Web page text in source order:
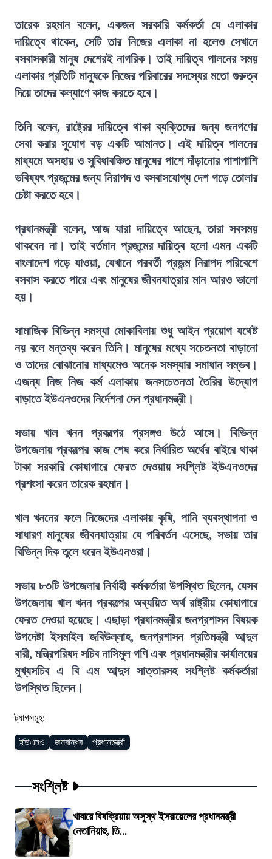
তারেক রহমান বলেন, একজন সরকারি কর্মকর্তা যে এলাকার
দায়িত্বে থাকেন, সেটি তার নিজের এলাকা না হলেও সেখানে
বসবাসকারী মানুষ দেশেরই নাগরিক। তাই দায়িত্ব পালনের সময়
এলাকার প্রতিটি মানুষকে নিজের পরিবারের সদস্যের মতো গুরুত্ব
দিয়ে তাদের কল্যাণে কাজ করতে হবে।
তিনি বলেন, রাষ্ট্রের দায়িত্বে থাকা ব্যক্তিদের জন্য জনগণের
সেবা করার সুযোগ বড় একটি আমানত। এই দায়িত্ব পালনের
মাধ্যমে অসহায় ও সুবিধাবঞ্চিত মানুষের পাশে দাঁড়ানোর পাশাপাশি
ভবিষ্যৎ প্রজন্মের জন্য নিরাপদ ও বসবাসযোগ্য দেশ গড়ে তোলার
চেষ্টা করতে হবে।
প্রধানমন্ত্রী বলেন, আজ যারা দায়িত্বে আছেন, তারা সবসময়
থাকবেন না। তাই বর্তমান প্রজন্মের দায়িত্ব হলো এমন একটি
বাংলাদেশ গড়ে যাওয়া, যেখানে পরবর্তী প্রজন্ম নিরাপদ পরিবেশে
বসবাস করতে পারে এবং মানুষের জীবনযাত্রার মান আরও ভালো
হয়।
সামাজিক বিভিন্ন সমস্যা মোকাবিলায় শুধু আইন প্রয়োগ যথেষ্ট
নয় বলে মন্তব্য করেন তিনি। মানুষের মধ্যে সচেতনতা বাড়ানো
ও তাদের বোঝানোর মাধ্যমেও অনেক সমস্যার সমাধান সম্ভব।
এজন্য নিজ নিজ কর্ম এলাকায় জনসচেতনতা তৈরির উদ্যোগ
বাড়াতে ইউএনওদের নির্দেশনা দেন প্রধানমন্ত্রী।
সভায় খাল খনন প্রকল্পের প্রসঙ্গও উঠে আসে। বিভিন্ন
উপজেলায় প্রকল্পের কাজ শেষ করে নির্ধারিত অর্থের বাইরে থাকা
টাকা সরকারি কোষাগারে ফেরত দেওয়ায় সংশ্লিষ্ট ইউএনওদের
প্রশংসা করেন তারেক রহমান।
খাল খননের ফলে নিজেদের এলাকায় কৃষি, পানি ব্যবস্থাপনা ও
সাধারণ মানুষের জীবনযাত্রায় যে পরিবর্তন এসেছে, সভায় তার
বিভিন্ন দিক তুলে ধরেন ইউএনওরা।
সভায় ৮৩টি উপজেলার নির্বাহী কর্মকর্তারা উপস্থিত ছিলেন, যেসব
উপজেলায় খাল খনন প্রকল্পের অব্যয়িত অর্থ রাষ্ট্রীয় কোষাগারে
ফেরত দেওয়া হয়েছে। এছাড়া প্রধানমন্ত্রীর জনপ্রশাসন বিষয়ক
উপদেষ্টা ইসমাইল জবিউল্লাহ, জনপ্রশাসন প্রতিমন্ত্রী আব্দুল
বারী, মন্ত্রিপরিষদ সচিব নাসিমুল গণি এবং প্রধানমন্ত্রীর কার্যালয়ের
মুখ্যসচিব এ বি এম আব্দুস সাত্তারসহ সংশ্লিষ্ট কর্মকর্তারা
উপস্থিত ছিলেন।
ট্যাগসমূহ:
ইউএনও জনবান্ধব প্রধানমন্ত্রী
সংশ্লিষ্ট
খাবারে বিষক্রিয়ায় অসুস্থ ইসরায়েলের প্রধানমন্ত্রী
নেতানিয়াহু, তি...